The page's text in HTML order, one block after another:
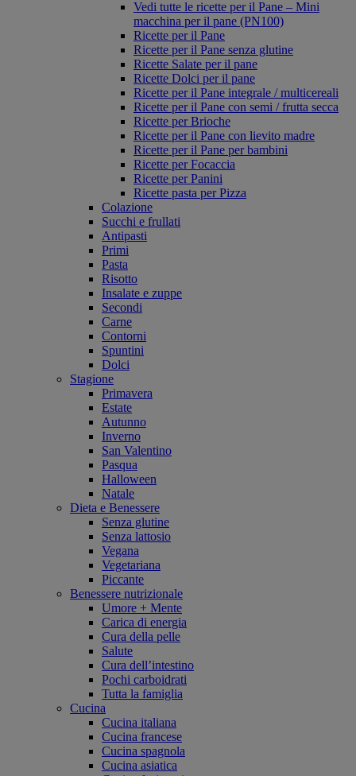
Vedi tutte le ricette per il Pane – Mini
macchina per il pane (PN100)
Ricette per il Pane
Ricette per il Pane senza glutine
Ricette Salate per il pane
Ricette Dolci per il pane
Ricette per il Pane integrale / multicereali
Ricette per il Pane con semi / frutta secca
Ricette per Brioche
Ricette per il Pane con lievito madre
Ricette per il Pane per bambini
Ricette per Focaccia
Ricette per Panini
Ricette pasta per Pizza
Colazione
Succhi e frullati
Antipasti
Primi
Pasta
Risotto
Insalate e zuppe
Secondi
Carne
Contorni
Spuntini
Dolci
Stagione
Primavera
Estate
Autunno
Inverno
San Valentino
Pasqua
Halloween
Natale
Dieta e Benessere
Senza glutine
Senza lattosio
Vegana
Vegetariana
Piccante
Benessere nutrizionale
Umore + Mente
Carica di energia
Cura della pelle
Salute
Cura dell’intestino
Pochi carboidrati
Tutta la famiglia
Cucina
Cucina italiana
Cucina francese
Cucina spagnola
Cucina asiatica